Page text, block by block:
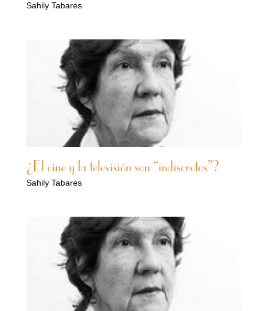
Sahily Tabares
¿El cine y la televisión son “indiscretos”?
Sahily Tabares